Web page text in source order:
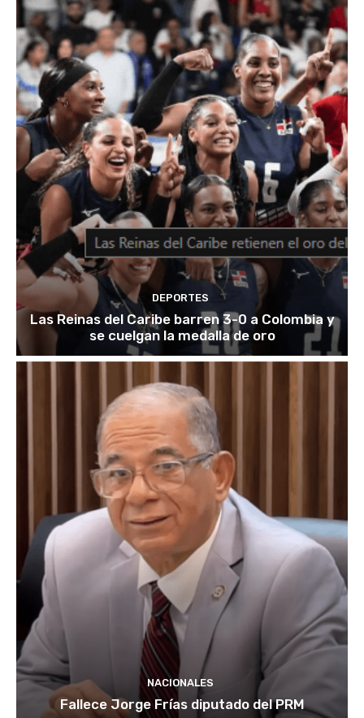
DEPORTES
Las Reinas del Caribe barren 3-0 a Colombia y
se cuelgan la medalla de oro
NACIONALES
Fallece Jorge Frías diputado del PRM